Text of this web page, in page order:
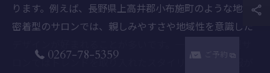
ります。例えば、長野県上高井郡小布施町のような地域
密着型のサロンでは、親しみやすさや地域性を意識した
ロンではトレンドを取り入れたスタイリッシュな制服が
0267-78-5359 ご予約